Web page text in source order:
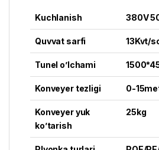
Kuchlanish 380V
Quvvat sarfi 13Kvt/
Tunel o’lchami
Konveyer tezligi 0-
Konveyer yuk
ko’tarish
25kg